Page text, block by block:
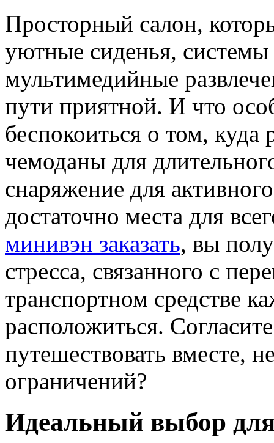
Просторный салон,
уютные сиденья,
мультимедийные
пути приятной. И что
беспокоиться о том, куда
чемоданы для
снаряжение для
достаточно места для
минивэн заказать, вы
стресса, связанного с
транспортном средстве
расположиться.
путешествовать вместе,
ограничений?
Идеальный выбор